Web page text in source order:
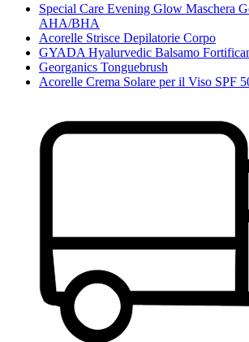
Special Care Evening Glow Maschera
AHA/BHA
Acorelle Strisce Depilatorie Corpo
GYADA Hyalurvedic Balsamo
Georganics Tonguebrush
Acorelle Crema Solare per il Viso SPF